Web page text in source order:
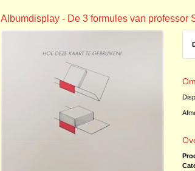
Albumdisplay - De 3 formules van professor